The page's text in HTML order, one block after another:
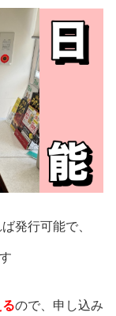
発行可能で、
ので、申し込み